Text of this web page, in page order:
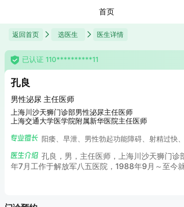
首页
返回首页 选医生 医生详情
已认证 110**********11
孔良
男性泌尿 主任医师
上海川沙天狮门诊部男性泌尿主任医师
上海交通大学医学院附属新华医院主任医师
阳痿、早泄、男性勃起功能障碍、射精过快
孔良，男，主任医师，上海川沙天狮门
年7月工作于解放军八五医院，1988年9月～至今
炎、男性性功能障碍、射精过快、性欲减退、不
炎、男性不育等疾病具有深入的研究。长期致力